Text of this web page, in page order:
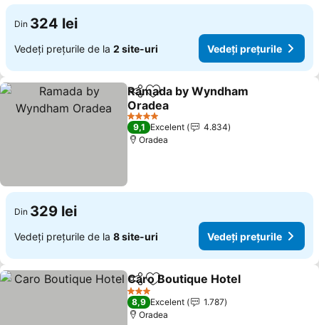
Din 324 lei
Vedeți prețurile de la 2 site-uri Vedeți prețurile
DistribuițiAdăugaţi la favorite
Ramada by Wyndham
Oradea
Vedeți prețurile
4 Stele
9,1 Excelent
4.834
Oradea
Din 329 lei
Vedeți prețurile de la 8 site-uri Vedeți prețurile
DistribuițiAdăugaţi la favorite
Caro Boutique Hotel
3 Stele
8,9 Excelent
1.787
Oradea